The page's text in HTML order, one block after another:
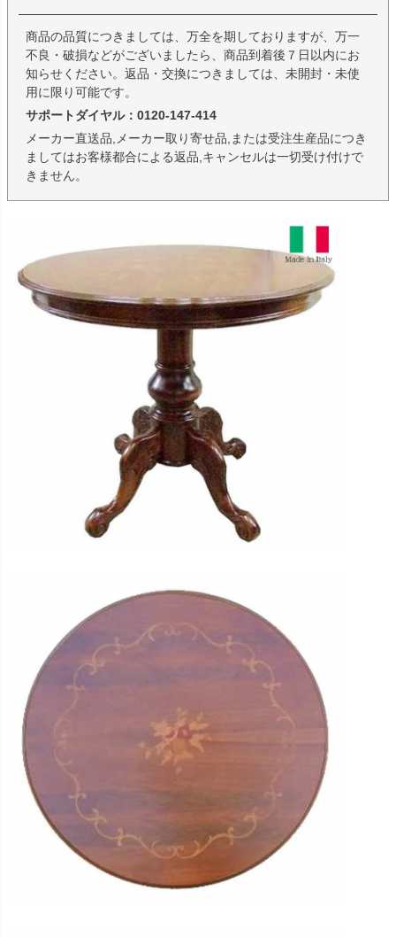
商品の品質につきましては、万全を期しておりますが、万一
不良・破損などがございましたら、商品到着後７日以内にお
知らせください。返品・交換につきましては、未開封・未使
用に限り可能です。
サポートダイヤル：0120-147-414
メーカー直送品,メーカー取り寄せ品,または受注生産品につき
ましてはお客様都合による返品,キャンセルは一切受け付けで
きません。